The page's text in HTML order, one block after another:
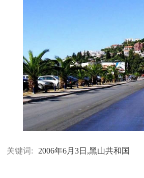
关键词: 2006年6月3日,黑山共和国